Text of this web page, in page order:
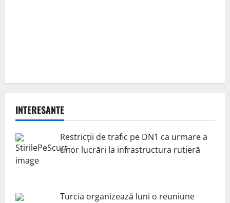
INTERESANTE
Restricții de trafic pe DN1 ca urmare a
unor lucrări la infrastructura rutieră
Turcia organizează luni o reuniune